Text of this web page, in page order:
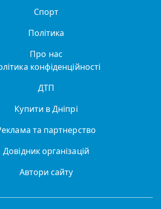
Спорт
Політика
Про нас
конфіденційності
ДТП
Купити в Дніпрі
та партнерство
Довідник організацій
Автори сайту